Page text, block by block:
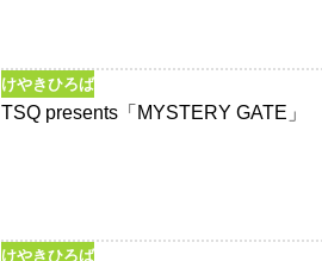
けやきひろば
TSQ presents「MYSTERY GATE」
けやきひろば